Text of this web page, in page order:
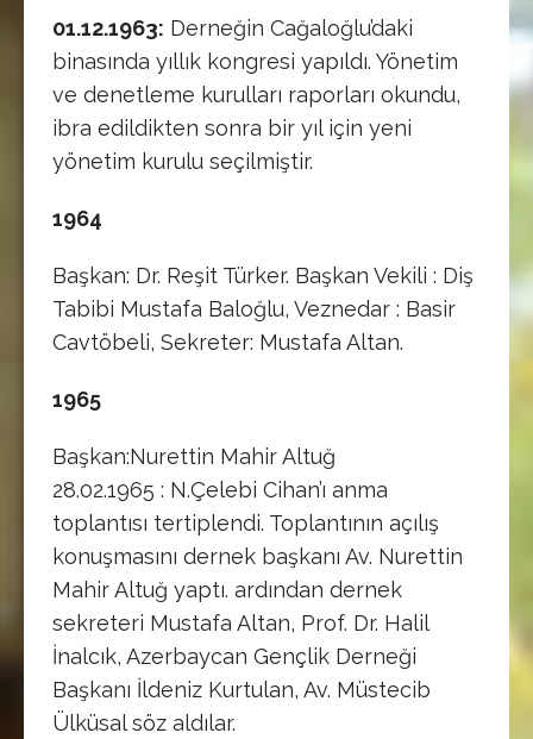
01.12.1963: Derneğin Cağaloğlu’daki
binasında yıllık kongresi yapıldı. Yönetim
ve denetleme kurulları raporları okundu,
ibra edildikten sonra bir yıl için yeni
yönetim kurulu seçilmiştir.
1964
Başkan: Dr. Reşit Türker. Başkan Vekili : Diş
Tabibi Mustafa Baloğlu, Veznedar : Basir
Cavtöbeli, Sekreter: Mustafa Altan.
1965
Başkan:Nurettin Mahir Altuğ
28.02.1965 : N.Çelebi Cihan’ı anma
toplantısı tertiplendi. Toplantının açılış
konuşmasını dernek başkanı Av. Nurettin
Mahir Altuğ yaptı. ardından dernek
sekreteri Mustafa Altan, Prof. Dr. Halil
İnalcık, Azerbaycan Gençlik Derneği
Başkanı İldeniz Kurtulan, Av. Müstecib
Ülküsal söz aldılar.